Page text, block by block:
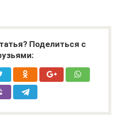
Поделиться с